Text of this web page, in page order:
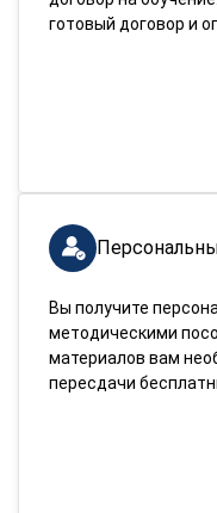
готовый договор и
Вы получите
методическими
материалов вам
пересдачи